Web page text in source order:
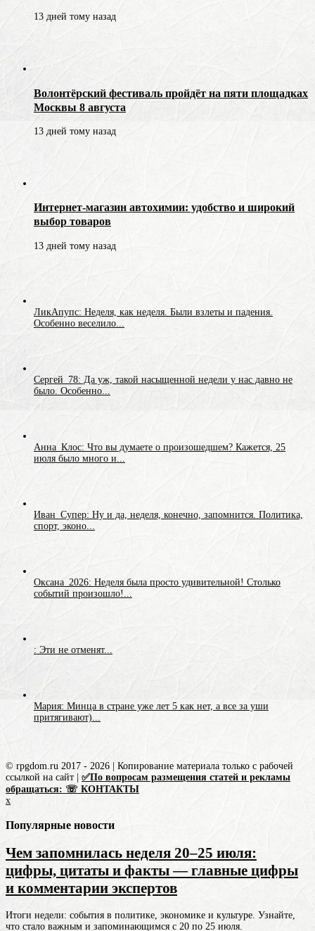
13 дней тому назад
Волонтёрский фестиваль пройдёт на пяти площадках
Москвы 8 августа
13 дней тому назад
Интернет-магазин автохимии: удобство и широкий
выбор товаров
13 дней тому назад
ЛикАпупс: Неделя, как неделя. Были взлеты и падения.
Особенно веселило...
Сергей_78: Да уж, такой насыщенной недели у нас давно не
было. Особенно...
Анна_Клос: Что вы думаете о произошедшем? Кажется, 25
июля было много и...
Иван_Супер: Ну и да, неделя, конечно, запомнится. Политика,
спорт, эконо...
Оксана_2026: Неделя была просто удивительной! Столько
событий произошло!...
: Эти не отменят...
Мария: Минца в стране уже лет 5 как нет, а все за уши
притягивают)...
© rpgdom.ru 2017 - 2026 | Копирование материала только с рабочей
ссылкой на сайт | ✅По вопросам размещения статей и рекламы
обращаться: ☏ КОНТАКТЫ
x
Популярные новости
Чем запомнилась неделя 20–25 июля:
цифры, цитаты и факты — главные цифры
и комментарии экспертов
Итоги недели: события в политике, экономике и культуре. Узнайте,
что стало важным и запоминающимся с 20 по 25 июля.